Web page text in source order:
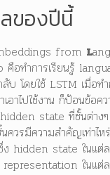
ของปีนี้
from L
คือทำการเรียนรู้
บ โดยใช้ LSTM เมื่อท
อาไปใช้งาน ก็ป้อนข้อคว
state ที่ชั้นต่าง
ควรมีความสำคัญเท่าไ
ซึ่ง hidden state ในแต่
ในแต่